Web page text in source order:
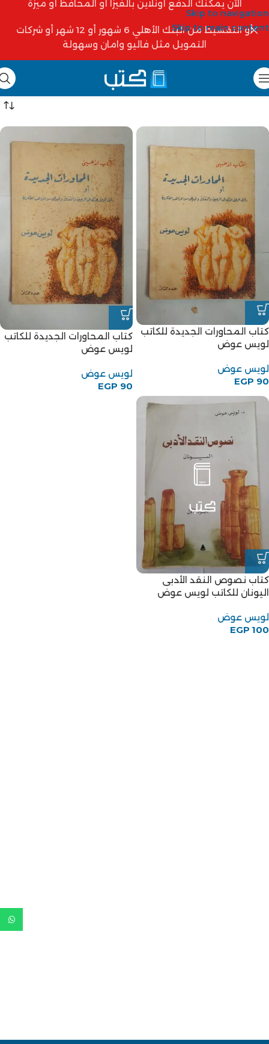
Skip to navigation
Skip to main content
الآن يمكنك الدفع أونلاين بالفيزا أو المحافظ أو ميزة
أو التقسيط من البنك الأهلي 6 شهور أو 12 شهر أو شركات
التمويل مثل فاليو وامان وسهولة
كتاب المحاورات الجديدة للكاتب
لويس عوض
لويس عوض
EGP 90
كتاب المحاورات الجديدة للكاتب
لويس عوض
لويس عوض
EGP 90
كتاب نصوص النقد الأدبى
اليونان للكاتب لويس عوض
لويس عوض
EGP 100